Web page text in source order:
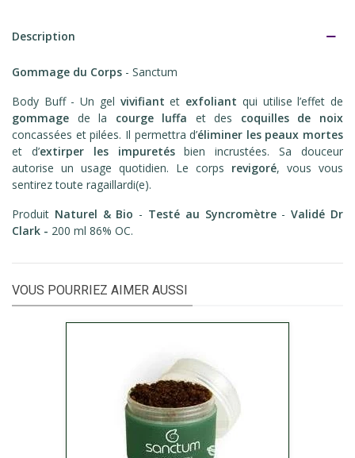
Description
Gommage du Corps - Sanctum
Body Buff - Un gel vivifiant et exfoliant qui utilise l’effet de
gommage de la courge luffa et des coquilles de noix
concassées et pilées. Il permettra d’éliminer les peaux mortes
et d’extirper les impuretésbien incrustées. Sa douceur
autorise un usage quotidien. Le corps revigoré, vous vous
sentirez toute ragaillardi(e).
Produit Naturel & Bio - Testé au Syncromètre-Validé Dr
Clark - 200 ml 86% OC.
VOUS POURRIEZ AIMER AUSSI